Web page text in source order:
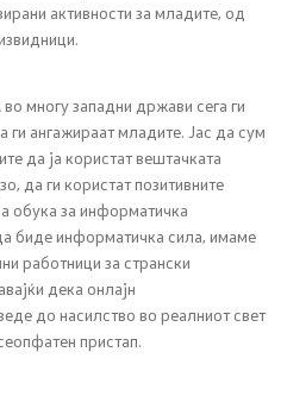
активности за младите, од
многу западни држави сега ги
ги ангажираат младите. Јас да сум
да ја користат вештачката
да ги користат позитивните
обука за информатичка
биде информатичка сила, имаме
работници за странски
дека онлајн
до насилство во реалниот свет
пристап.